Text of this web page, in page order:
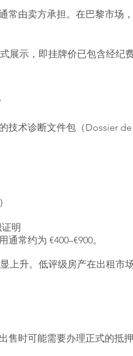
常由卖方承担。在巴黎市场
展示，即挂牌价已包含经纪
技术诊断文件包（Dossier
明
常约为 €400–€900。
上升。低评级房产在出租市
售时可能需要办理正式的抵